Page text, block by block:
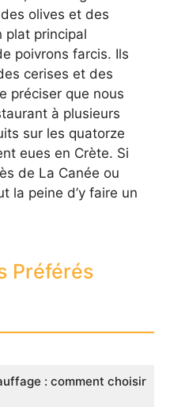
olives et des
plat principal
poivrons farcis. Ils
cerises et des
préciser que nous
à plusieurs
sur les quatorze
eues en Crète. Si
de La Canée ou
la peine d’y faire un
Préférés
: comment choisir